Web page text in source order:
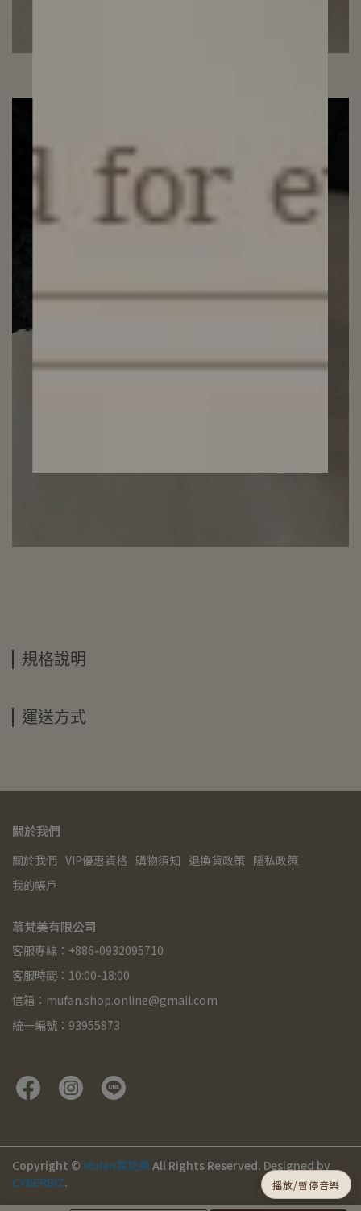
規格說明
運送方式
關於我們
關於我們 VIP優惠資格 購物須知 退換貨政策 隱私政策
我的帳戶
慕梵美有限公司
客服專線：+886-0932095710
客服時間：10:00-18:00
信箱：mufan.shop.online@gmail.com
統一編號：93955873
Copyright © Mufan慕梵美 All Rights Reserved. Designed by
CYBERBIZ. 播放/暫停音樂